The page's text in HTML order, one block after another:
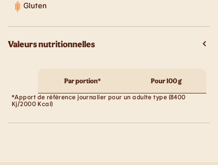
Gluten
Valeurs nutritionnelles
Par portion* Pour 100 g
*Apport de référence journalier pour un adulte type (8400
Kj/2000 Kcal)